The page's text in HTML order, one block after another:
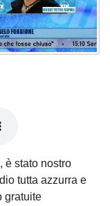
è stato nostro
tutta azzurra e
gratuite